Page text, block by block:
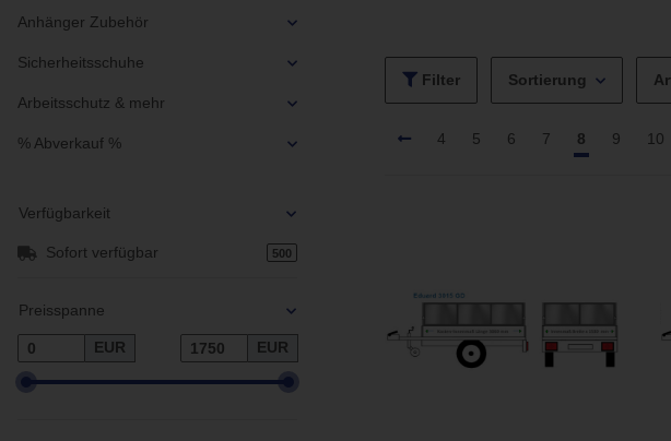
Filter Sortierung
4 5 6 7 8 9 10
Anhänger Zubehör
Sicherheitsschuhe
Arbeitsschutz & mehr
% Abverkauf %
Verfügbarkeit
Sofort verfügbar 500
Preisspanne
EUR EUR